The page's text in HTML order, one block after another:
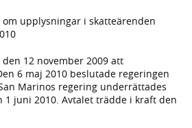
upplysningar i skatteärenden
12 november 2009 att
6 maj 2010 beslutade regeringen
Marinos regering underrättades
1 juni 2010. Avtalet trädde i kraft den